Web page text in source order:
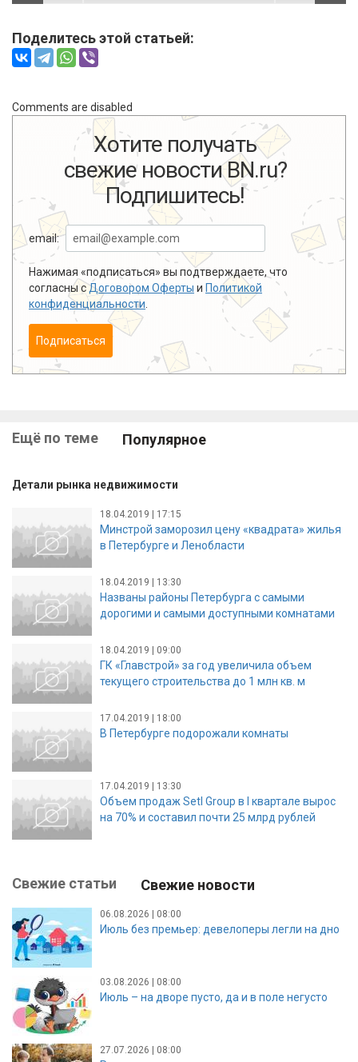
Поделитесь этой статьей:
Comments are disabled
Хотите получать
свежие новости BN.ru?
Подпишитесь!
email:
Нажимая «подписаться» вы подтверждаете, что
согласны сДоговором Оферты и Политикой
конфиденциальности
Подписаться
Ещё по теме Популярное
Детали рынка недвижимости
18.04.2019 | 17:15
Минстрой заморозил цену «квадрата» жилья
в Петербурге и Ленобласти
18.04.2019 | 13:30
Названы районы Петербурга с самыми
дорогими и самыми доступными комнатами
18.04.2019 | 09:00
ГК «Главстрой» за год увеличила объем
текущего строительства до 1 млн кв. м
17.04.2019 | 18:00
В Петербурге подорожали комнаты
17.04.2019 | 13:30
Объем продаж Setl Group в I квартале вырос
на 70% и составил почти 25 млрд рублей
Свежие статьи Свежие новости
06.08.2026 | 08:00
Июль без премьер: девелоперы легли на дно
03.08.2026 | 08:00
Июль – на дворе пусто, да и в поле негусто
27.07.2026 | 08:00